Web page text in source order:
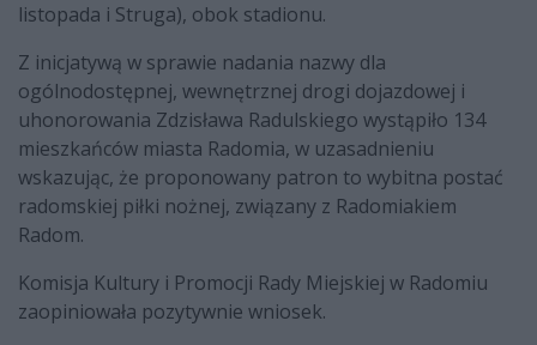
listopada i Struga), obok stadionu.
Z inicjatywą w sprawie nadania nazwy dla
ogólnodostępnej, wewnętrznej drogi dojazdowej i
uhonorowania Zdzisława Radulskiego wystąpiło 134
mieszkańców miasta Radomia, w uzasadnieniu
wskazując, że proponowany patron to wybitna postać
radomskiej piłki nożnej, związany z Radomiakiem
Radom.
Komisja Kultury i Promocji Rady Miejskiej w Radomiu
zaopiniowała pozytywnie wniosek.